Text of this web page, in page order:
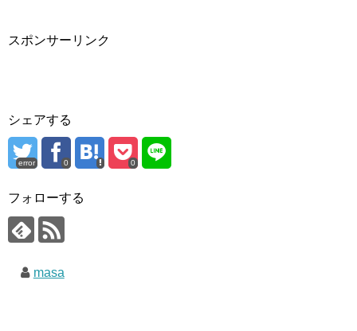
スポンサーリンク
シェアする
error 0 0
フォローする
masa